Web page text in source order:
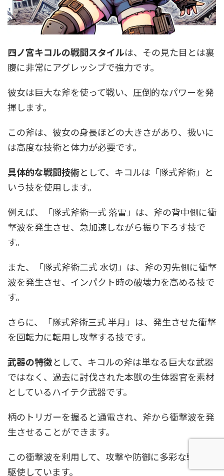
四ノ宮キコルの戦闘スタイルは、その見た目とは裏
腹に非常にアグレッシブで強力です。
彼女は巨大な斧を使って戦い、圧倒的なパワーを発
揮します。
この斧は、彼女の身長ほどの大きさがあり、扱いに
は高度な技術と体力が必要です。
具体的な戦闘技術として、キコルは「隊式斧術」と
いう技を使用します。
例えば、「隊式斧術一式 落雷」は、斧の背中側に衝
撃波を発生させ、急加速しながら振り下ろす技で
す。
また、「隊式斧術二式 水切」は、斧の刃先側に衝撃
波を発生させ、インパクト時の破壊力を高める技で
す。
さらに、「隊式斧術三式 半月」は、発生させた衝撃
を回転力に転用し攻撃する技です。
武器の特徴として、キコルの斧は単なる巨大な武器
ではなく、過去に討伐された本獣の生体器官を素材
としているハイテク武器です。
柄のトリガーを握ると通電され、斧から衝撃波を発
生させることができます。
この衝撃波を利用して、攻撃や防御に多彩な戦術を
駆使しています。